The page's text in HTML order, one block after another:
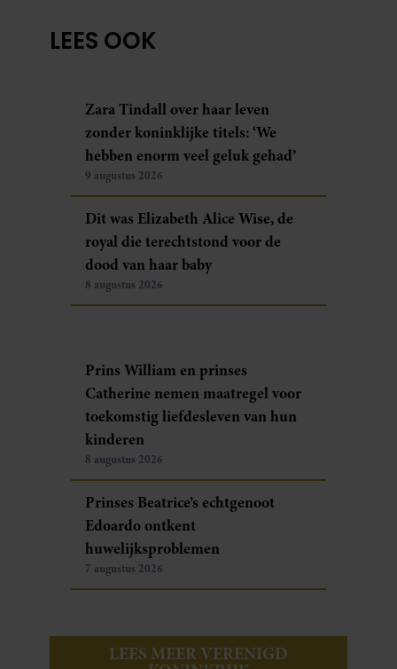
LEES OOK
Zara Tindall over haar leven
zonder koninklijke titels: ‘We
hebben enorm veel geluk gehad’
9 augustus 2026
Dit was Elizabeth Alice Wise, de
royal die terechtstond voor de
dood van haar baby
8 augustus 2026
Prins William en prinses
Catherine nemen maatregel voor
toekomstig liefdesleven van hun
kinderen
8 augustus 2026
Prinses Beatrice’s echtgenoot
Edoardo ontkent
huwelijksproblemen
7 augustus 2026
LEES MEER VERENIGD